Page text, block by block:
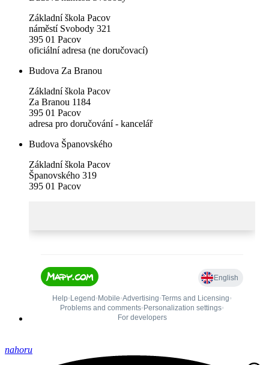
Základní škola Pacov
náměstí Svobody 321
395 01 Pacov
oficiální adresa (ne doručovací)
Budova Za Branou
Základní škola Pacov
Za Branou 1184
395 01 Pacov
adresa pro doručování - kancelář
Budova Španovského
Základní škola Pacov
Španovského 319
395 01 Pacov
nahoru